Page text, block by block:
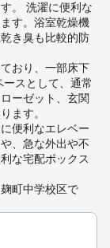
。 洗濯に便利な
す。浴室乾燥機
き臭も比較的防
おり、一部床下
スとして、通常
ーゼット、玄関
ます。
便利なエレベー
、急な外出や不
な宅配ボックス
町中学校区で